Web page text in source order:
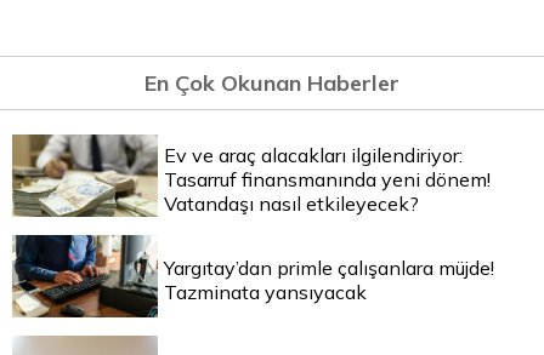
En Çok Okunan Haberler
Ev ve araç alacakları ilgilendiriyor:
Tasarruf finansmanında yeni dönem!
Vatandaşı nasıl etkileyecek?
Yargıtay’dan primle çalışanlara müjde!
Tazminata yansıyacak